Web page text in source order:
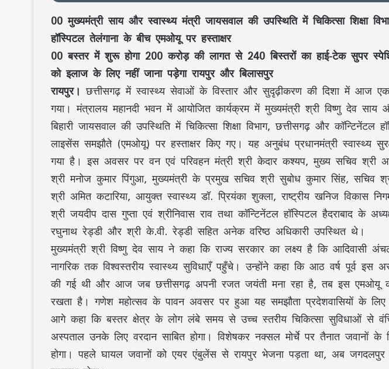
00 मुख्यमंत्री साय और स्वास्थ्य मंत्री जायसवाल की उपस्थिति में चिकित्सा शिक्षा
हॉस्पिटल तेलंगाना के बीच एमओयू पर हस्ताक्षर
00 बस्तर में शुरू होगा 200 करोड़ की लागत से 240 बिस्तरों का हाई-टेक सुपर
को इलाज के लिए नहीं जाना पड़ेगा रायपुर और बिलासपुर
रायपुर। छत्तीसगढ़ में स्वास्थ्य सेवाओं के विस्तार और सुदृढ़ीकरण की दिशा में आज एक
गया। मंत्रालय महानदी भवन में आयोजित कार्यक्रम में मुख्यमंत्री श्री विष्णु देव साय
बिहारी जायसवाल की उपस्थिति में चिकित्सा शिक्षा विभाग, छत्तीसगढ़ और कॉन्टिनेंटल
लाइसेंस समझौते (एमओयू) पर हस्ताक्षर किए गए। यह अनुबंध प्रधानमंत्री स्वास्थ्य
गया है। इस अवसर पर वन एवं परिवहन मंत्री श्री केदार कश्यप, मुख्य सचिव श्री
श्री मनोज कुमार पिंगुआ, मुख्यमंत्री के प्रमुख सचिव श्री सुबोध कुमार सिंह, सचिव
श्री अमित कटारिया, आयुक्त स्वास्थ्य डॉ. प्रियंका शुक्ला, राष्ट्रीय खनिज विकास
श्री जयदीप दास गुप्ता एवं श्रीनिवास राव तथा कॉन्टिनेंटल हॉस्पिटल हैदराबाद के
रघुनाथ रेड्डी और श्री के.वी. रेड्डी सहित अनेक वरिष्ठ अधिकारी उपस्थित थे।
मुख्यमंत्री श्री विष्णु देव साय ने कहा कि राज्य सरकार का लक्ष्य है कि आदिवासी
नागरिक तक विश्वस्तरीय स्वास्थ्य सुविधाएँ पहुँचे। उन्होंने कहा कि आठ वर्ष पूर्व इस
की गई थी और आज जब छत्तीसगढ़ अपनी रजत जयंती मना रहा है, तब इस एमओयू का
रखता है। गणेश महोत्सव के पावन अवसर पर हुआ यह समझौता प्रदेशवासियों के
आगे कहा कि बस्तर क्षेत्र के लोग लंबे समय से उच्च स्तरीय चिकित्सा सुविधाओं से
अस्पताल उनके लिए वरदान साबित होगा। विशेषकर नक्सल मोर्चे पर तैनात जवानों के
होगा। पहले घायल जवानों को एयर एंबुलेंस से रायपुर भेजना पड़ता था, अब